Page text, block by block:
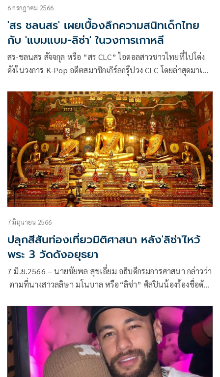
6 กรกฎาคม 2566
'สร ชลนสร' เผยเบื้องลึกความสนิทเด็กไทย
กับ 'แบมแบม-ลิซ่า' ในวงการเกาหลี
สร-ชลนสร สัจจกุล หรือ “สร CLC” ไอดอลสาวชาวไทยที่ไปโด่ง
ดังในวงการ K-Pop อดีตสมาชิกเกิร์ลกรุ๊ปวง CLC โดยล่าสุดมาเปิด
หลังออกจากค่ายเพลงเกาหลี เคว้งถึงขนาดเคยคิดจะเลิกร้องเพลง
ออกจากวงการ
7 มิถุนายน 2566
ปลุกสีสันท่องเที่ยวมิติศาสนา หลัง'ลิซ่า'ไหว้
พระ 3 วัดดังอยุธยา
7 มิ.ย.2566 – นายชัยพล สุขเอี่ยม อธิบดีกรมการศาสนา กล่าวว่า
ตามที่นางสาวลลิษา มโนบาล หรือ“ลิซ่า” ศิลปินน้องร้องชื่อดัง
จ.พระนครศรีอยุธยา โดยโพสต์ภาพสวมชุดไทยไหว้พระ กราบสิ่ง
ศักดิ์สิทธิ์ ณ วัดหน้าพระเมรุ